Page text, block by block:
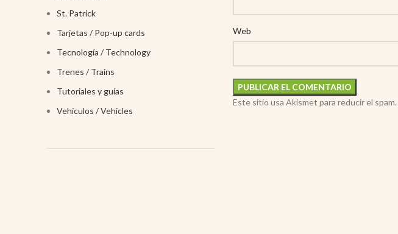
Web
Este sitio usa Akismet para reducir el spam.
St. Patrick
Tarjetas / Pop-up cards
Tecnología / Technology
Trenes / Trains
Tutoriales y guías
Vehículos / Vehicles